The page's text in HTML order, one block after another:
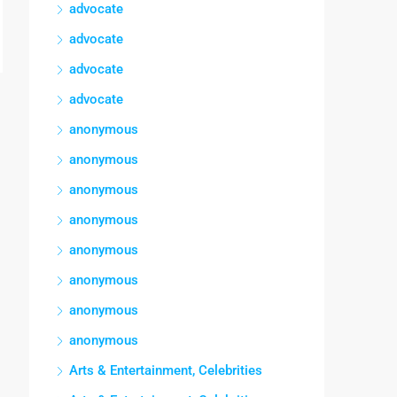
advocate
advocate
advocate
advocate
anonymous
anonymous
anonymous
anonymous
anonymous
anonymous
anonymous
anonymous
Arts & Entertainment, Celebrities